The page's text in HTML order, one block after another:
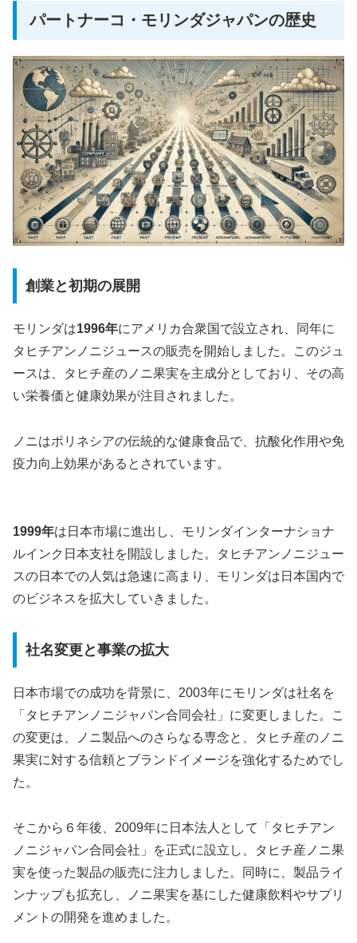
パートナーコ・モリンダジャパンの歴史
創業と初期の展開
モリンダは1996年にアメリカ合衆国で設立され、同年に
タヒチアンノニジュースの販売を開始しました。このジュ
ースは、タヒチ産のノニ果実を主成分としており、その高
い栄養価と健康効果が注目されました。
ノニはポリネシアの伝統的な健康食品で、抗酸化作用や免
疫力向上効果があるとされています。
1999年は日本市場に進出し、モリンダインターナショナ
ルインク日本支社を開設しました。タヒチアンノニジュー
スの日本での人気は急速に高まり、モリンダは日本国内で
のビジネスを拡大していきました。
社名変更と事業の拡大
日本市場での成功を背景に、2003年にモリンダは社名を
「タヒチアンノニジャパン合同会社」に変更しました。こ
の変更は、ノニ製品へのさらなる専念と、タヒチ産のノニ
果実に対する信頼とブランドイメージを強化するためでし
た。
そこから６年後、2009年に日本法人として「タヒチアン
ノニジャパン合同会社」を正式に設立し、タヒチ産ノニ果
実を使った製品の販売に注力しました。同時に、製品ライ
ンナップも拡充し、ノニ果実を基にした健康飲料やサプリ
メントの開発を進めました。